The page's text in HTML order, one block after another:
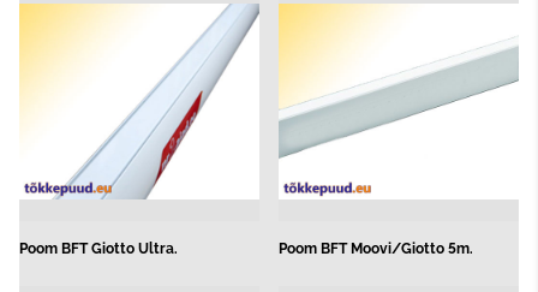
Poom BFT Giotto Ultra. Poom BFT Moovi/Giotto 5m.